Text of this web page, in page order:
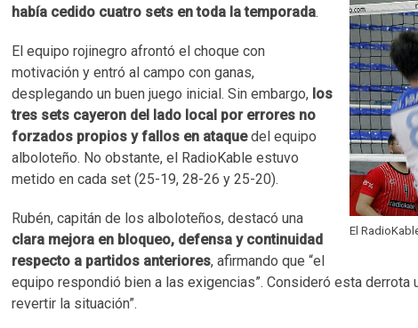
El
había cedido cuatro sets en toda la temporada.​
El equipo rojinegro afrontó el choque con
motivación y entró al campo con ganas,
desplegando un buen juego inicial. Sin embargo, los
tres sets cayeron del lado local por errores no
forzados propios y fallos en ataquedel equipo
alboloteño. No obstante, el RadioKable estuvo
metido en cada set (25-19, 28-26 y 25-20).​
Rubén, capitán de los alboloteños, destacó una
clara mejora en bloqueo, defensa y continuidad
respecto a partidos anteriores, afirmando que “el
equipo respondió bien a las exigencias”. Consideró esta
revertir la situación”.